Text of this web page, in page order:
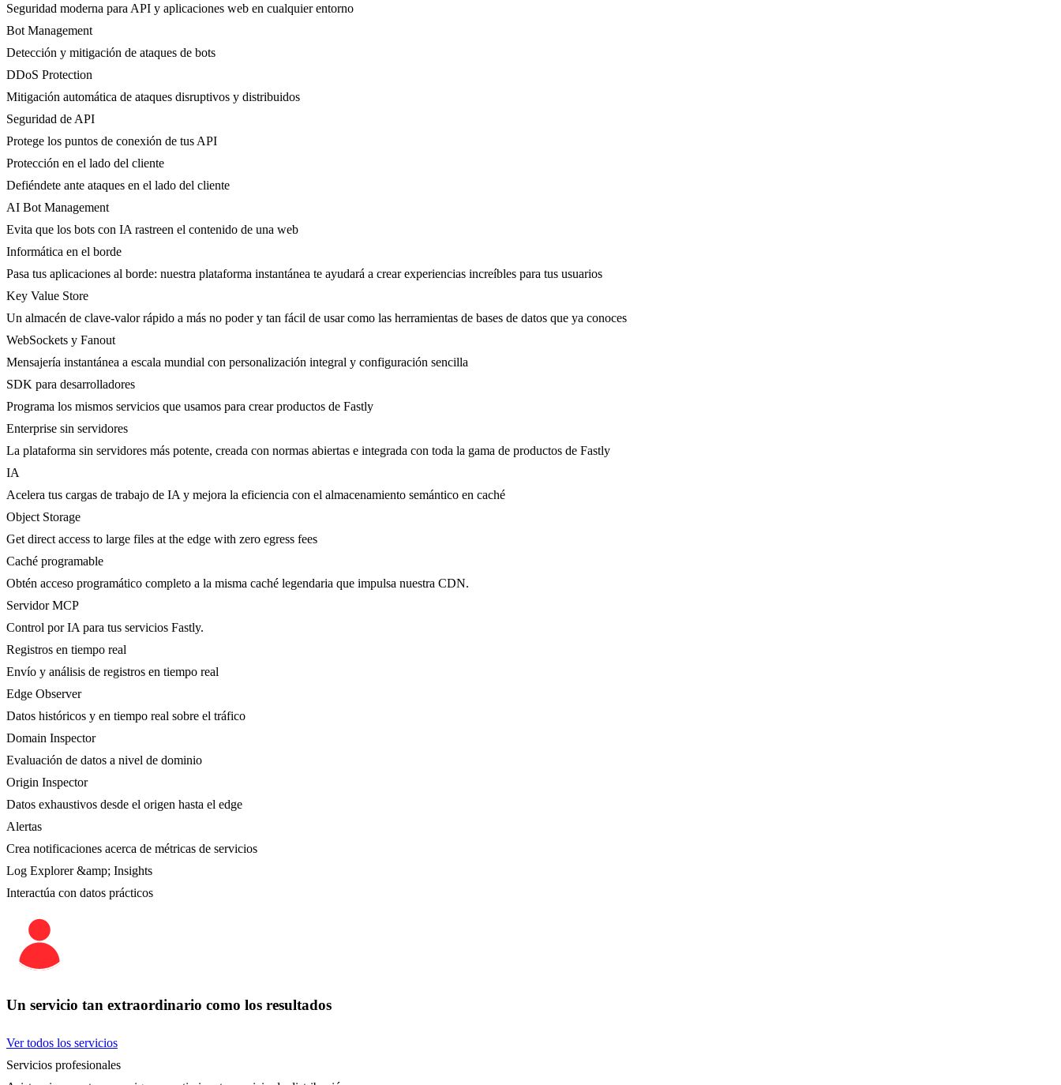
Seguridad moderna para API y aplicaciones web en cualquier entorno
Bot Management
Detección y mitigación de ataques de bots
DDoS Protection
Mitigación automática de ataques disruptivos y distribuidos
Seguridad de API
Protege los puntos de conexión de tus API
Protección en el lado del cliente
Defiéndete ante ataques en el lado del cliente
AI Bot Management
Evita que los bots con IA rastreen el contenido de una web
Informática en el borde
Pasa tus aplicaciones al borde: nuestra plataforma instantánea te ayudará a crear experiencias increíbles para tus usuarios
Key Value Store
Un almacén de clave-valor rápido a más no poder y tan fácil de usar como las herramientas de bases de datos que ya conoces
WebSockets y Fanout
Mensajería instantánea a escala mundial con personalización integral y configuración sencilla
SDK para desarrolladores
Programa los mismos servicios que usamos para crear productos de Fastly
Enterprise sin servidores
La plataforma sin servidores más potente, creada con normas abiertas e integrada con toda la gama de productos de Fastly
IA
Acelera tus cargas de trabajo de IA y mejora la eficiencia con el almacenamiento semántico en caché
Object Storage
Get direct access to large files at the edge with zero egress fees
Caché programable
Obtén acceso programático completo a la misma caché legendaria que impulsa nuestra CDN.
Servidor MCP
Control por IA para tus servicios Fastly.
Registros en tiempo real
Envío y análisis de registros en tiempo real
Edge Observer
Datos históricos y en tiempo real sobre el tráfico
Domain Inspector
Evaluación de datos a nivel de dominio
Origin Inspector
Datos exhaustivos desde el origen hasta el edge
Alertas
Crea notificaciones acerca de métricas de servicios
Log Explorer &amp; Insights
Interactúa con datos prácticos
Un servicio tan extraordinario como los resultados
Ver todos los servicios
Servicios profesionales